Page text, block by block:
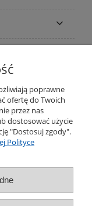
poprawne
ofertę do Twoich
przez nas
dostosować użycie
"Dostosuj zgody".
Polityce